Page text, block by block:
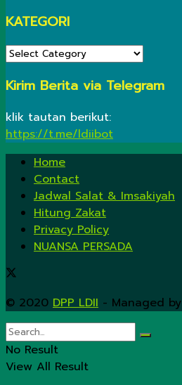
KATEGORI
KATEGORI
Kirim Berita via Telegram
klik tautan berikut:
https://t.me/ldiibot
Home
Contact
Jadwal Salat & Imsakiyah
Hitung Zakat
Privacy Policy
NUANSA PERSADA
© 2020 DPP LDII - Managed by
No Result
View All Result